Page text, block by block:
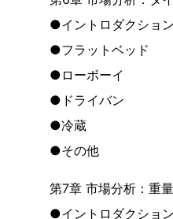
●イントロダクション
●フラットベッド
●ローボーイ
●ドライバン
●冷蔵
●その他
第7章 市場分析：重
●イントロダクション